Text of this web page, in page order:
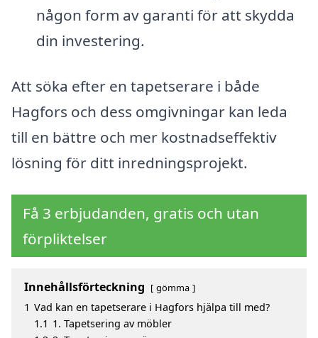
någon form av garanti för att skydda
din investering.
Att söka efter en tapetserare i både
Hagfors och dess omgivningar kan leda
till en bättre och mer kostnadseffektiv
lösning för ditt inredningsprojekt.
Få 3 erbjudanden, gratis och utan
förpliktelser
Innehållsförteckning gömma
1 Vad kan en tapetserare i Hagfors hjälpa till med?
1.1 1. Tapetsering av möbler